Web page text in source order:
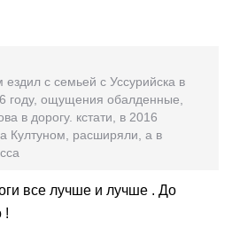
с семьей с Уссурийска в
году, ощущения обалденные,
в дорогу. кстати, в 2016
Култуном, расширяли, а в
все лучше и лучше . До
!